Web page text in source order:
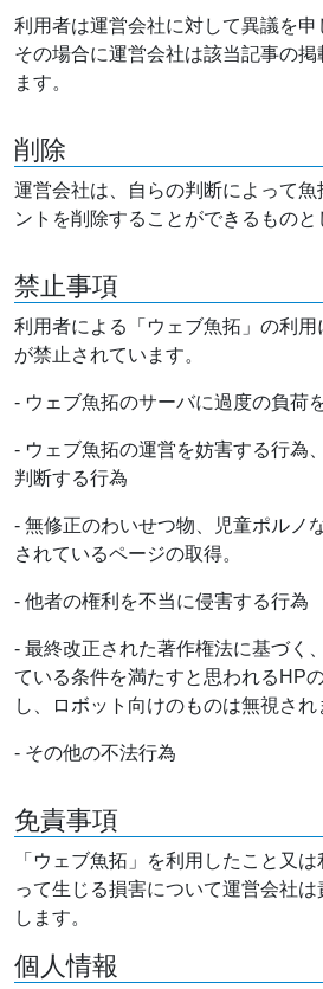
利用者は運営会社に対して異議を申
その場合に運営会社は該当記事の
ます。
削除
運営会社は、自らの判断によって魚
ントを削除することができるものと
禁止事項
利用者による「ウェブ魚拓」の利
が禁止されています。
- ウェブ魚拓のサーバに過度の負荷
- ウェブ魚拓の運営を妨害する行為
判断する行為
- 無修正のわいせつ物、児童ポルノ
されているページの取得。
- 他者の権利を不当に侵害する行為
- 最終改正された著作権法に基づく
ている条件を満たすと思われるHP
し、ロボット向けのものは無視され
- その他の不法行為
免責事項
「ウェブ魚拓」を利用したこと又
って生じる損害について運営会社
します。
個人情報